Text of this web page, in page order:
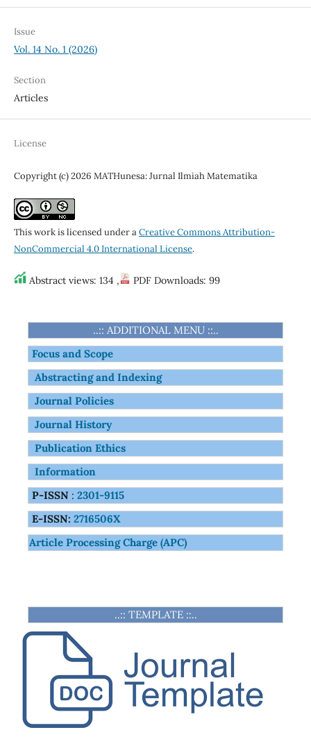
Issue
Vol. 14 No. 1 (2026)
Section
Articles
License
Copyright (c) 2026 MATHunesa: Jurnal Ilmiah Matematika
This work is licensed under aCreative Commons Attribution-
NonCommercial 4.0 International License.
Abstract views: 134 , PDF Downloads: 99
..:: ADDITIONAL MENU ::..
Focus and Scope
Abstracting and Indexing
Journal Policies
Journal History
Publication Ethics
Information
P-ISSN : 2301-9115
E-ISSN: 2716506X
Article Processing Charge (APC)
..:: TEMPLATE ::..